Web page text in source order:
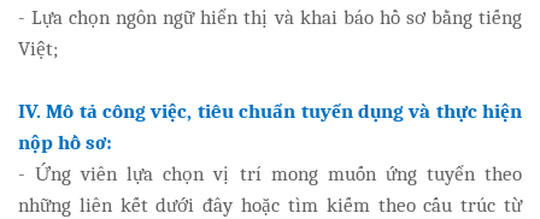
- Lựa chọn ngôn ngữ hiển thị và khai báo hồ sơ bằng tiếng
Việt;
IV. Mô tả công việc, tiêu chuẩn tuyển dụng và thực hiện
nộp hồ sơ:
- Ứng viên lựa chọn vị trí mong muốn ứng tuyển theo
những liên kết dưới đây hoặc tìm kiếm theo cấu trúc từ